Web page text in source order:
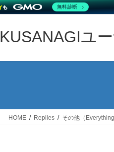
KUSANAGIユ
HOME Replies その他（
無料診断